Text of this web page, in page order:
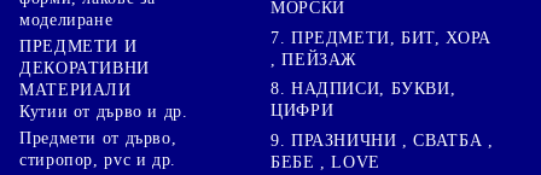
моделиране
ПРЕДМЕТИ И
ДЕКОРАТИВНИ
МАТЕРИАЛИ
Кутии от дърво и др.
Предмети от дърво,
стиропор, pvc и др.
МОРСКИ
7. ПРЕДМЕТИ, БИТ, ХОРА
, ПЕЙЗАЖ
8. НАДПИСИ, БУКВИ,
ЦИФРИ
9. ПРАЗНИЧНИ , СВАТБА ,
БЕБЕ , LOVE